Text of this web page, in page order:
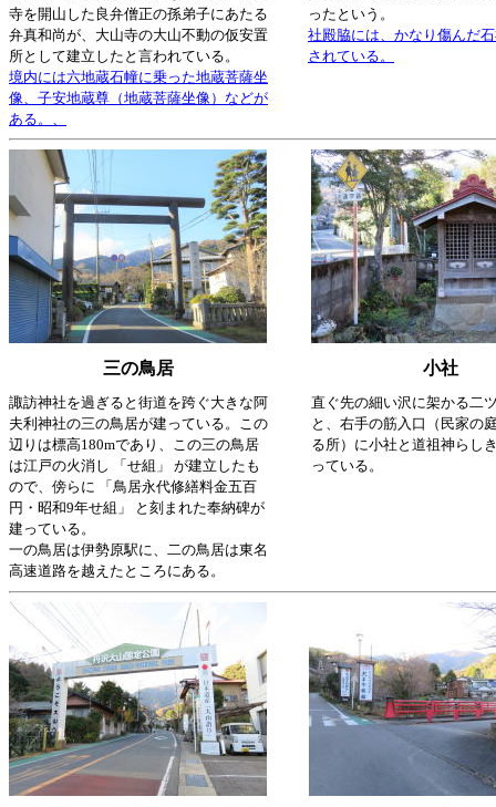
寺を開山した良弁僧正の孫弟子にあたる
弁真和尚が、大山寺の大山不動の仮安置
所として建立したと言われている。
境内には六地蔵石幢に乗った地蔵菩薩坐
像、子安地蔵尊（地蔵菩薩坐像）などが
ある。、
ったという。
社殿脇には、かなり傷んだ
されている。
三の鳥居 小社
諏訪神社を過ぎると街道を跨ぐ大きな阿
夫利神社の三の鳥居が建っている。この
辺りは標高180mであり、この三の鳥居
は江戸の火消し 「せ組」 が建立したも
ので、傍らに 「鳥居永代修繕料金五百
円・昭和9年せ組」 と刻まれた奉納碑が
建っている。
一の鳥居は伊勢原駅に、二の鳥居は東名
高速道路を越えたところにある。
直ぐ先の細い沢に架かる二
と、右手の筋入口（民家の
る所）に小社と道祖神らし
っている。